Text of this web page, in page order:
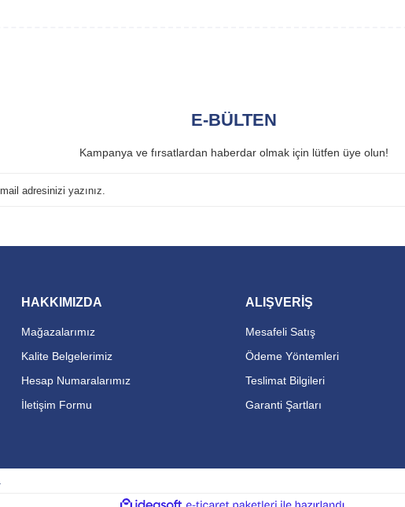
E-BÜLTEN
Kampanya ve fırsatlardan haberdar olmak için lütfen üye olun!
HAKKIMIZDA
Mağazalarımız
Kalite Belgelerimiz
Hesap Numaralarımız
İletişim Formu
ALIŞVERİŞ
Mesafeli Satış
Ödeme Yöntemleri
Teslimat Bilgileri
Garanti Şartları